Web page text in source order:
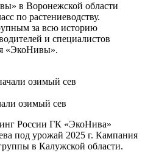
в Воронежской области
по растениеводству.
за всю историю
и специалистов
«ЭкоНивы».
озимый сев
России ГК «ЭкоНива»
под урожай 2025 г. Кампания
в Калужской области.